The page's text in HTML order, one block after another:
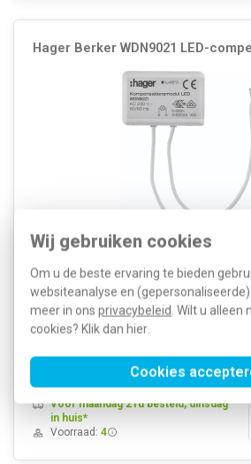
Wij gebruiken cookies
Om u de beste ervaring te bieden
websiteanalyse en
meer in ons privacybeleid. Wilt u alleen
cookies? Klik dan hier.
Cookies
Hager Berker WDN9021 LED-
afsnijding (o.a. 296110, 2944, 2973).
voorkomt nagloeien. Alleen geschikt
Kabellengte: 15?cm. Afmetingen (h x b x
Meer informatie »
3250610075418
Voor maandag 21u besteld, dinsdag
in huis*
Voorraad: 4